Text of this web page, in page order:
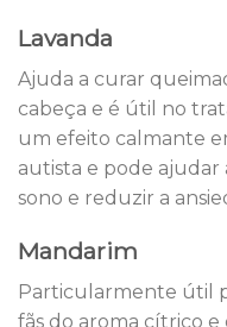
Lavanda
Ajuda a curar
cabeça e é útil no
um efeito calmante
autista e pode
sono e reduzir a
Mandarim
Particularmente útil
fãs do aroma cítrico